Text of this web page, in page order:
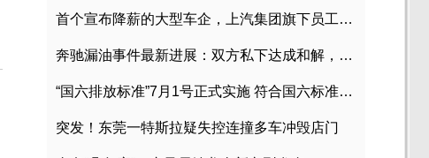
首个宣布降薪的大型车企，上汽集团旗下员工降薪文件曝光
奔驰漏油事件最新进展：双方私下达成和解，工商已介入调查
“国六排放标准”7月1号正式实施 符合国六标准车型目录一览
突发！东莞一特斯拉疑失控连撞多车冲毁店门